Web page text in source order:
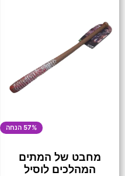
57% הנחה
מחבט של המתים
המהלכים לוסיל